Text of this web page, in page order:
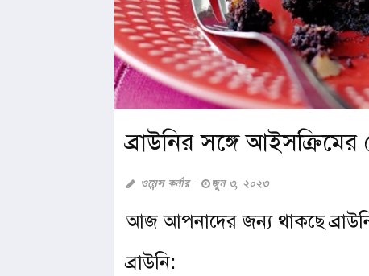
ব্রাউনির সঙ্গে আইসক্রিমের
ওমেন্স কর্নার জুন ৩, ২০২৩
আজ আপনাদের জন্য থাকছে
ব্রাউনি: